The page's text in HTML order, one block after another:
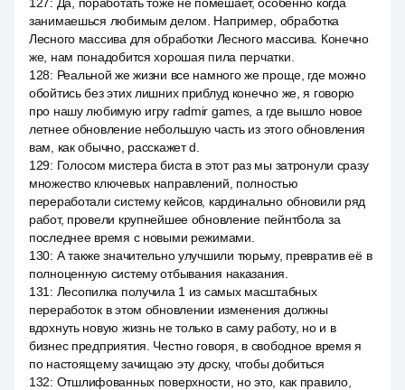
занимаешься любимым делом. Например, обработка
Лесного массива для обработки Лесного массива. Конечно
же, нам понадобится хорошая пила перчатки.
128: Реальной же жизни все намного же проще, где можно
обойтись без этих лишних приблуд конечно же, я говорю
про нашу любимую игру radmir games, а где вышло новое
летнее обновление небольшую часть из этого обновления
вам, как обычно, расскажет d.
129: Голосом мистера биста в этот раз мы затронули сразу
множество ключевых направлений, полностью
переработали систему кейсов, кардинально обновили ряд
работ, провели крупнейшее обновление пейнтбола за
последнее время с новыми режимами.
130: А также значительно улучшили тюрьму, превратив её в
полноценную систему отбывания наказания.
131 : Лесопилка получила 1 из самых масштабных
переработок в этом обновлении изменения должны
вдохнуть новую жизнь не только в саму работу, но и в
бизнес предприятия. Честно говоря, в свободное время я
по настоящему зачищаю эту доску, чтобы добиться
132: Отшлифованных поверхности, но это, как правило,